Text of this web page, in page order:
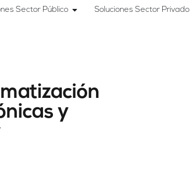
Sector Público Soluciones Sector Privado
y